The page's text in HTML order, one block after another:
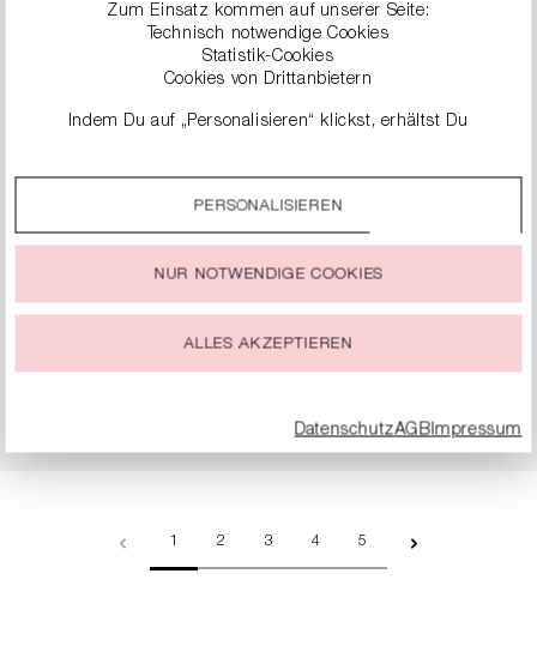
WIDE-FIT HOSE
WIDE-FIT HOSE AUS
269,99 €
Seite
1 Seite
2 Seite
3 Seite
4 Seite
5
Zum Einsatz kommen auf unserer Seite:
Technisch notwendige Cookies
Statistik-Cookies
Cookies von Drittanbietern
Indem Du auf „Personalisieren“ klickst, erhältst Du
Durch einen Klick auf das Auswahlfeld „Alle akzeptieren“
stimmst Du der Verwendung aller Cookies zu, die unter
jeder Zeit ändern oder widerrufen.
PERSONALISIEREN
NUR NOTWENDIGE COOKIES
ALLES AKZEPTIEREN
DatenschutzAGBImpressum